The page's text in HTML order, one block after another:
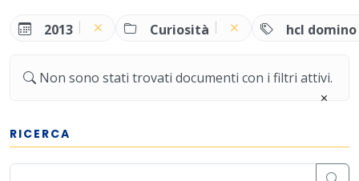
2013 Curiosità hcl domino
Non sono stati trovati documenti con i filtri attivi.
RICERCA